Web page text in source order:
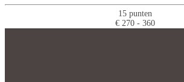
15 punten
€ 270 - 360